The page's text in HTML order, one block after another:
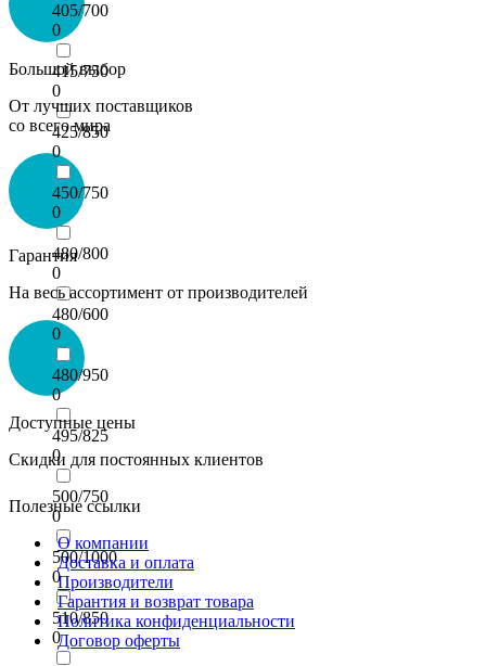
405/700
0
415/750
0
425/850
0
450/750
0
480/800
0
480/600
0
480/950
0
495/825
0
500/750
0
500/1000
0
510/850
0
Большой выбор
От лучших поставщиков
со всего мира
Гарантия
На весь ассортимент от производителей
Доступные цены
Скидки для постоянных клиентов
Полезные ссылки
О компании
Доставка и оплата
Производители
Гарантия и возврат товара
Политика конфиденциальности
Договор оферты